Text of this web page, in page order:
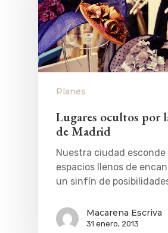
Planes
Lugares ocultos por
de Madrid
Nuestra ciudad
espacios llenos de
un sinfín de
Macarena Escriva
31 enero, 2013